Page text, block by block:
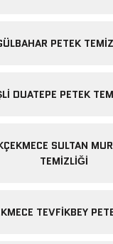
PETEK
DUATEPE PETEK
SULTAN
TEMIZLIĞI
TEVFIKBEY